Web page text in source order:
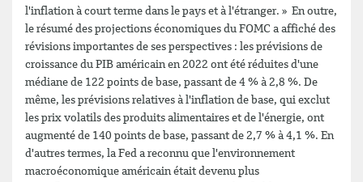
l'inflation à court terme dans le pays et à l'étranger. » En outre,
le résumé des projections économiques du FOMC a affiché des
révisions importantes de ses perspectives : les prévisions de
croissance du PIB américain en 2022 ont été réduites d'une
médiane de 122 points de base, passant de 4 % à 2,8 %. De
même, les prévisions relatives à l'inflation de base, qui exclut
les prix volatils des produits alimentaires et de l'énergie, ont
augmenté de 140 points de base, passant de 2,7 % à 4,1 %. En
d'autres termes, la Fed a reconnu que l'environnement
macroéconomique américain était devenu plus